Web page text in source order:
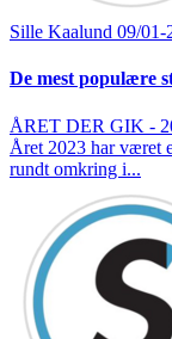
Sille Kaalund 09/01-
De mest populære
ÅRET DER GIK -
Året 2023 har været
rundt omkring i...